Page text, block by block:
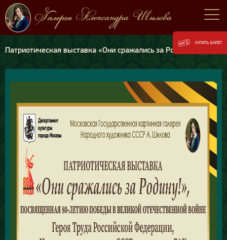
Патриотическая выставка «Они сражались за Родину!»
КУПИТЬ БИЛЕТ